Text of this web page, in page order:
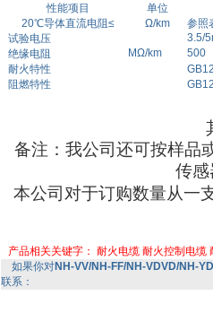
性能项目
单位
20℃导体直流电阻≤
Ω/km
参照
试验电压
3.5/
绝缘电阻
MΩ/km
500
耐火特性
阻燃特性
备注：我公司还可按样品
传
本公司对于订购数量从一
产品相关关键字： 耐火电缆 耐火控制电缆
如果你对NH-VV/NH-FF/NH-VDVD/NH-
联系：